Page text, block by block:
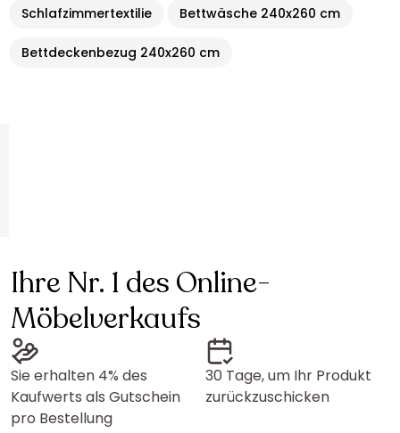
Schlafzimmertextilie Bettwäsche 240x260 cm
Bettdeckenbezug 240x260 cm
Ihre Nr. 1 des Online-
Möbelverkaufs
Sie erhalten 4% des
Kaufwerts als Gutschein
pro Bestellung
30 Tage, um Ihr Produkt
zurückzuschicken